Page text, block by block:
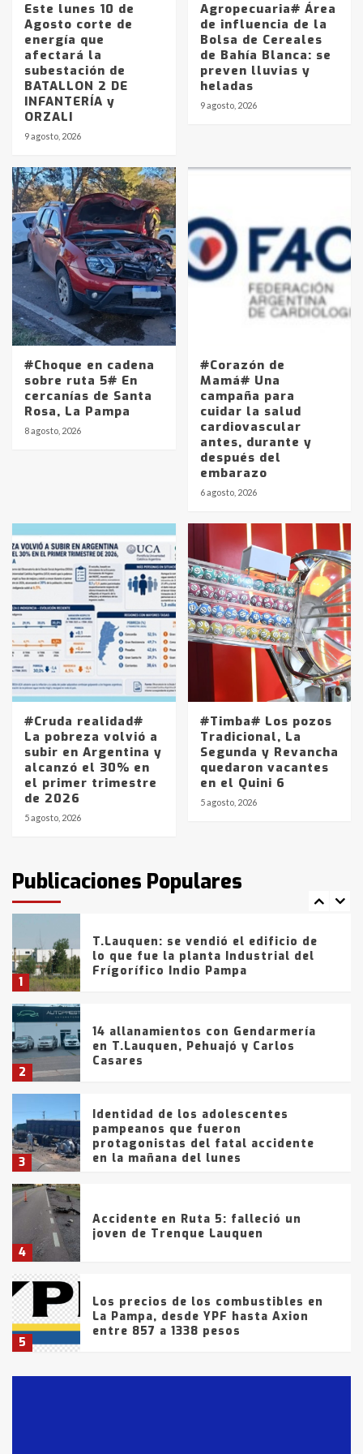
Este lunes 10 de
Agosto corte de
energía que
afectará la
subestación de
BATALLON 2 DE
INFANTERÍA y
ORZALI
9 agosto, 2026
Agropecuaria# Área
de influencia de la
Bolsa de Cereales
de Bahía Blanca: se
preven lluvias y
heladas
9 agosto, 2026
#Choque en cadena
sobre ruta 5# En
cercanías de Santa
Rosa, La Pampa
8 agosto, 2026
#Corazón de
Mamá# Una
campaña para
cuidar la salud
cardiovascular
antes, durante y
después del
embarazo
6 agosto, 2026
#Cruda realidad#
La pobreza volvió a
subir en Argentina y
alcanzó el 30% en
el primer trimestre
de 2026
5 agosto, 2026
#Timba# Los pozos
Tradicional, La
Segunda y Revancha
quedaron vacantes
en el Quini 6
5 agosto, 2026
Publicaciones Populares
3
pampeanos que fueron
en la mañana del lunes
4
Accidente en Ruta 5: falleció un
joven de Trenque Lauquen
Los precios de los combustibles en
La Pampa, desde YPF hasta Axion
entre 857 a 1338 pesos
6
La Bolsa de Cereales de Bahía
Blanca anticipa que Agosto vendrá
con lluvias y heladas, en gran parte
fueron detenidos por
comercialización de drogas en la
tarde del sábado
1
T.Lauquen: se vendió el edificio de
lo que fue la planta Industrial del
Frígorífico Indio Pampa
2
14 allanamientos con Gendarmería
en T.Lauquen, Pehuajó y Carlos
Casares
3
Identidad de los adolescentes
pampeanos que fueron
protagonistas del fatal accidente
en la mañana del lunes
4
Accidente en Ruta 5: falleció un
joven de Trenque Lauquen
5
Los precios de los combustibles en
La Pampa, desde YPF hasta Axion
entre 857 a 1338 pesos